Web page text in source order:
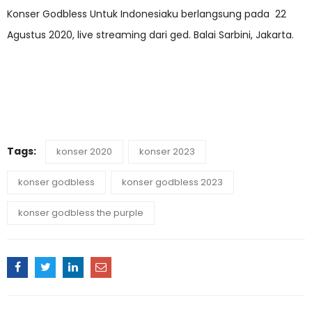
Konser Godbless Untuk Indonesiaku berlangsung pada 22
Agustus 2020, live streaming dari ged. Balai Sarbini, Jakarta.
Tags: konser 2020 konser 2023
konser godbless konser godbless 2023
konser godbless the purple